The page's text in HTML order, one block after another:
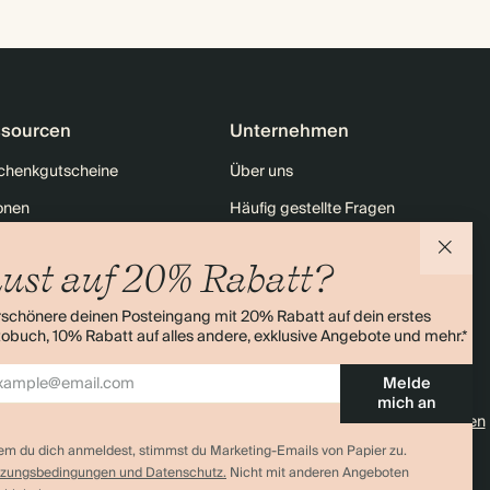
auf 20% Rabatt?
deinen Posteingang mit 20% Rabatt auf dein erstes
10% Rabatt auf alles andere, exklusive Angebote und mehr.*
Melde
mich an
du dich anmeldest, stimmst du Marketing-Emails von Papier zu.
und Datenschutz.Nicht mit anderen Angeboten
für Studierende & Absolventen
auf deine erste Bestellung
Unternehmen
Über uns
Häufig gestellte Fragen
Kontakt
Versand
Retouren
Über 11.000 Bewertungen